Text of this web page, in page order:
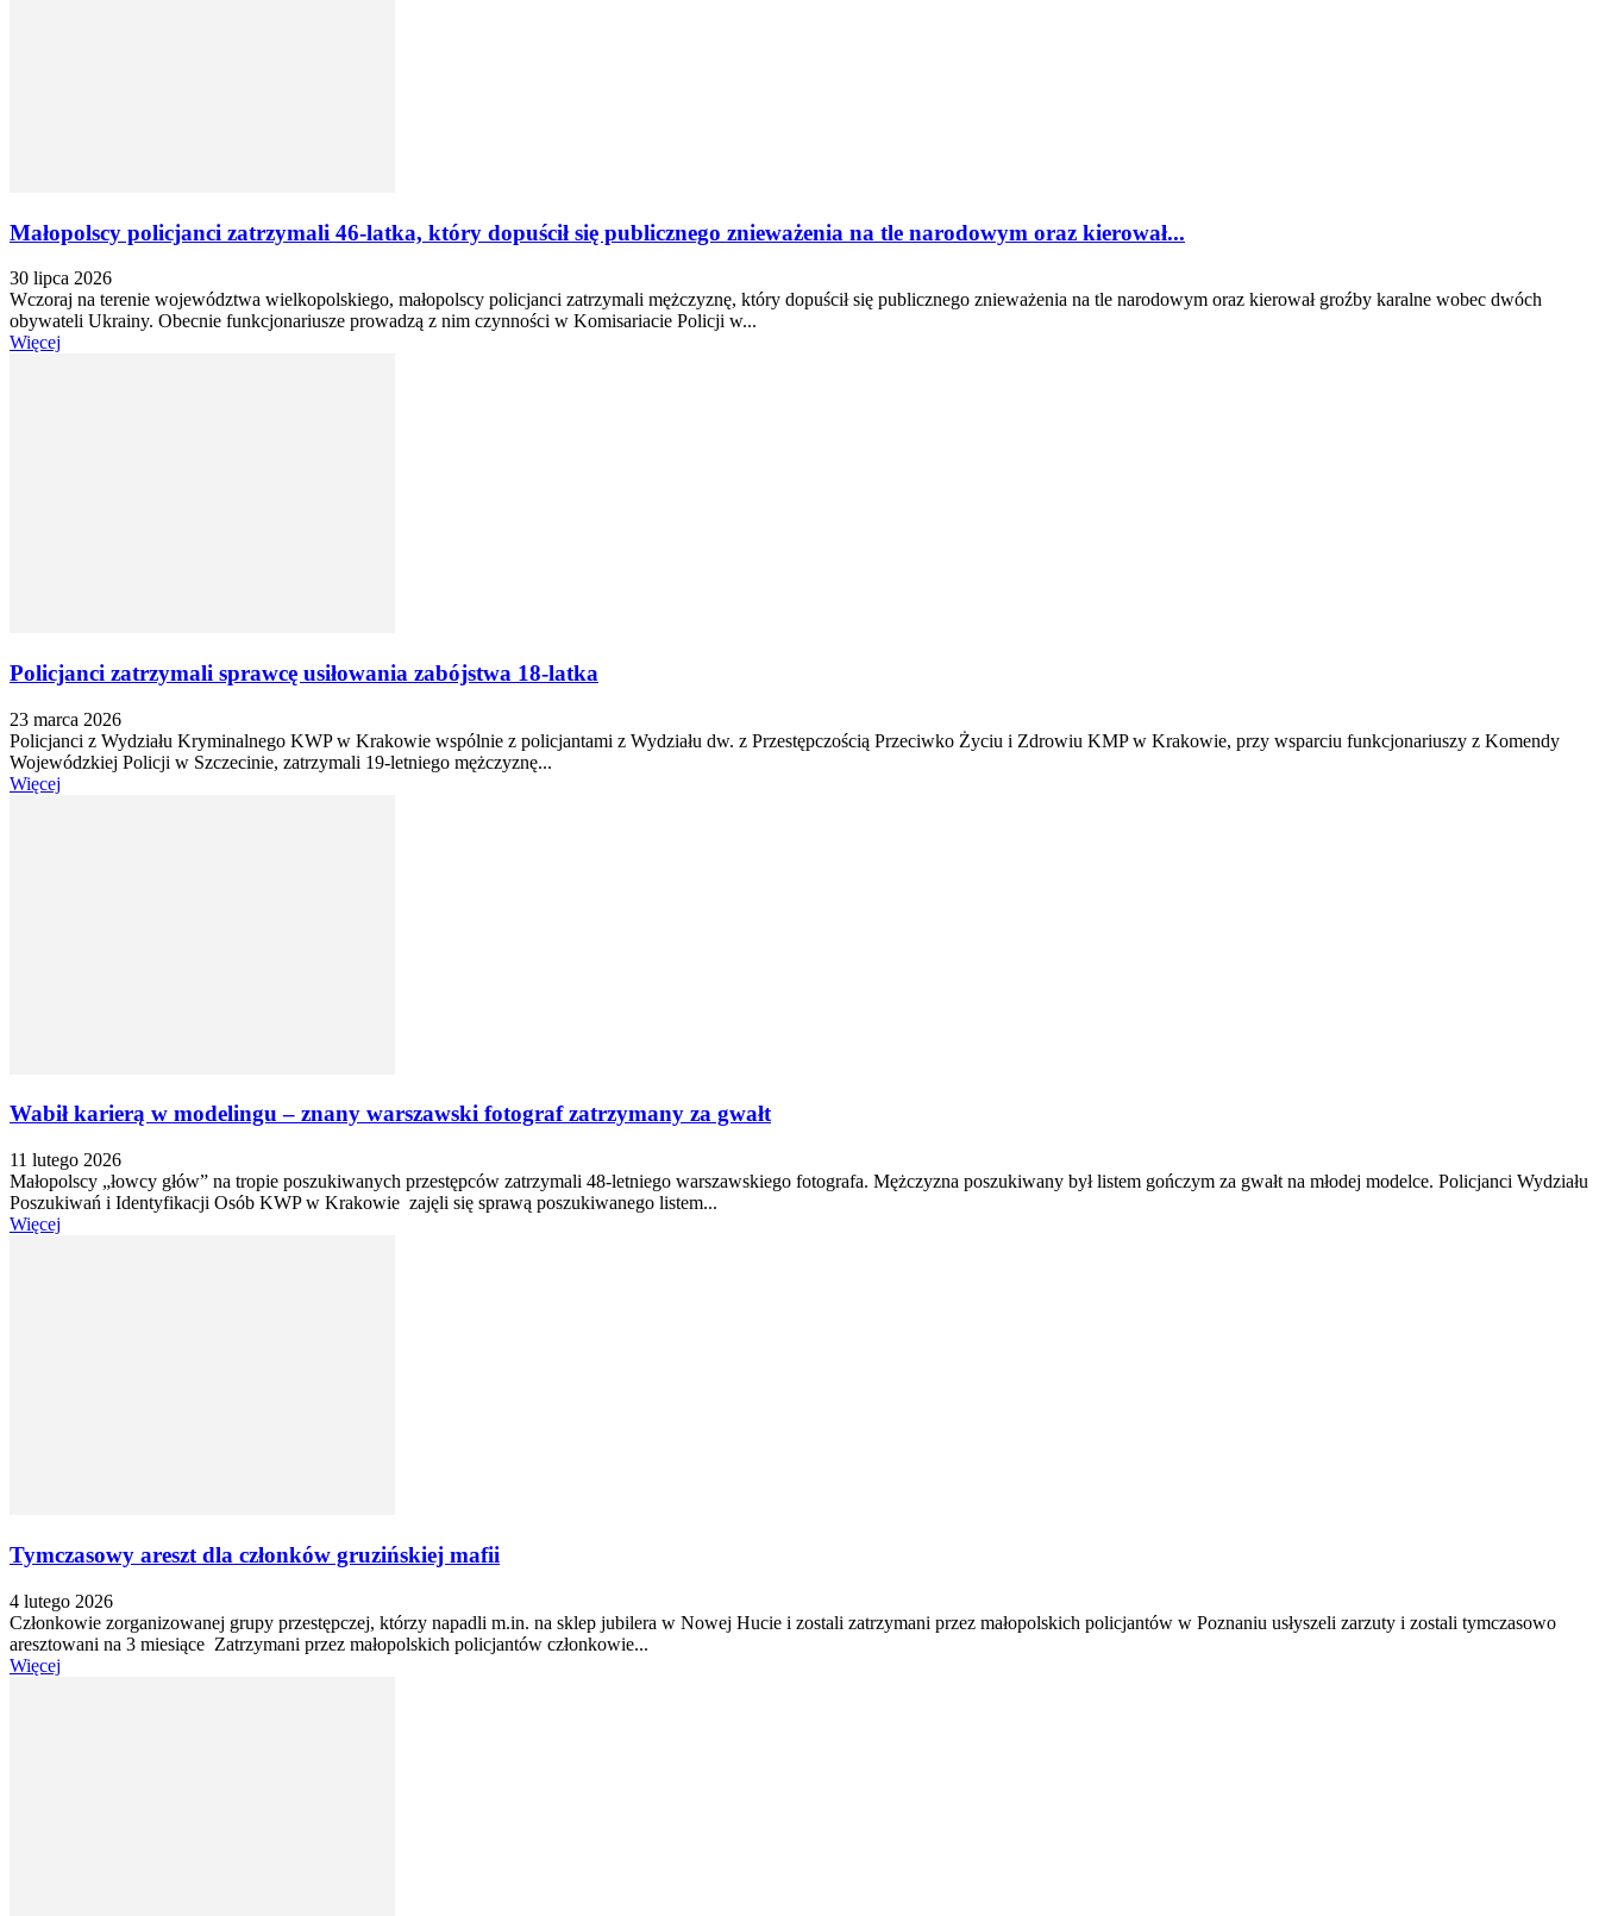
Małopolscy policjanci zatrzymali 46-latka, który dopuścił się publicznego znieważenia na tle narodowym oraz kierował...
30 lipca 2026
Wczoraj na terenie województwa wielkopolskiego, małopolscy policjanci zatrzymali mężczyznę, który dopuścił się publicznego znieważenia na tle narodowym oraz kierował groźby karalne wobec dwóch
obywateli Ukrainy. Obecnie funkcjonariusze prowadzą z nim czynności w Komisariacie Policji w...
Więcej
Policjanci zatrzymali sprawcę usiłowania zabójstwa 18-latka
23 marca 2026
Policjanci z Wydziału Kryminalnego KWP w Krakowie wspólnie z policjantami z Wydziału dw. z Przestępczością Przeciwko Życiu i Zdrowiu KMP w Krakowie, przy wsparciu funkcjonariuszy z Komendy
Wojewódzkiej Policji w Szczecinie, zatrzymali 19-letniego mężczyznę...
Więcej
Wabił karierą w modelingu – znany warszawski fotograf zatrzymany za gwałt
11 lutego 2026
Małopolscy „łowcy głów” na tropie poszukiwanych przestępców zatrzymali 48-letniego warszawskiego fotografa. Mężczyzna poszukiwany był listem gończym za gwałt na młodej modelce. Policjanci Wydziału
Poszukiwań i Identyfikacji Osób KWP w Krakowie zajęli się sprawą poszukiwanego listem...
Więcej
Tymczasowy areszt dla członków gruzińskiej mafii
4 lutego 2026
Członkowie zorganizowanej grupy przestępczej, którzy napadli m.in. na sklep jubilera w Nowej Hucie i zostali zatrzymani przez małopolskich policjantów w Poznaniu usłyszeli zarzuty i zostali tymczasowo
aresztowani na 3 miesiące Zatrzymani przez małopolskich policjantów członkowie...
Więcej